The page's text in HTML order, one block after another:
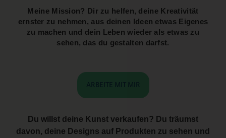
Meine Mission? Dir zu helfen, deine Kreativität
ernster zu nehmen, aus deinen Ideen etwas Eigenes
zu machen und dein Leben wieder als etwas zu
sehen, das du gestalten darfst.
ARBEITE MIT MIR
Du willst deine Kunst verkaufen? Du träumst
davon, deine Designs auf Produkten zu sehen und